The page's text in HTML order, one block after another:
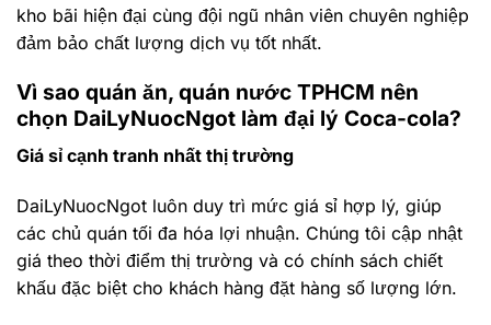
kho bãi hiện đại cùng đội ngũ nhân viên chuyên nghiệp
đảm bảo chất lượng dịch vụ tốt nhất.
Vì sao quán ăn, quán nước TPHCM nên
chọn DaiLyNuocNgot làm đại lý Coca-cola?
Giá sỉ cạnh tranh nhất thị trường
DaiLyNuocNgot luôn duy trì mức giá sỉ hợp lý, giúp
các chủ quán tối đa hóa lợi nhuận. Chúng tôi cập nhật
giá theo thời điểm thị trường và có chính sách chiết
khấu đặc biệt cho khách hàng đặt hàng số lượng lớn.